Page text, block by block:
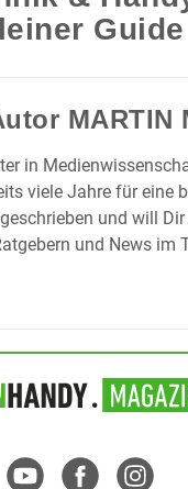
MARTIN
in
viele Jahre für eine
und will
und News im